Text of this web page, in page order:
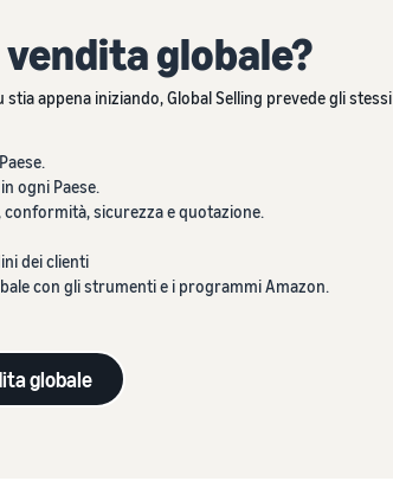
globale?
appena iniziando, Global Selling prevede gli stessi
ogni Paese.
sicurezza e quotazione.
dei clienti
con gli strumenti e i programmi Amazon.
globale